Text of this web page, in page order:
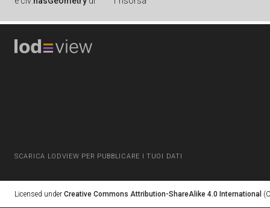
SCARICA LODVIEW PER PUBBLICARE I TUOI DATI
Licensed under Creative Commons Attribution-ShareAlike 4.0 International